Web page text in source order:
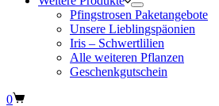
Pfingstrosen Paketangebote
Unsere Lieblingspäonien
Iris – Schwertlilien
Alle weiteren Pflanzen
Geschenkgutschein
Warenkorb
0